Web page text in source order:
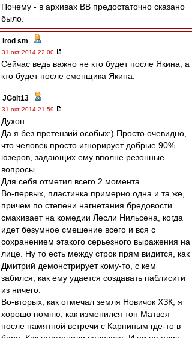
Почему - в архивах ВВ предостаточно сказано
было.
irod sm -
31 окт 2014 22:00
Сейчас ведь важно не кто будет после Якина, а
кто будет после сменщика Якина.
JGolt13 -
31 окт 2014 21:59
Духон
Да я без претензий особых:) Просто очевидно,
что человек просто игнорирует добрые 90%
юзеров, задающих ему вполне резонные
вопросы.
Для себя отметил всего 2 момента.
Во-первых, пластинка примерно одна и та же,
причем по степени нагнетания бредовости
смахивает на комедии Лесли Нильсена, когда
идет безумное смешение всего и вся с
сохранением этакого серьезного выражения на
лице. Ну то есть между строк прям видится, как
Дмитрий демонстрирует кому-то, с кем
забился, как ему удается создавать паблисити
из ничего.
Во-вторых, как отмечал земля Новичок ХЗК, я
хорошо помню, как изменился тон Матвея
после памятной встречи с Карпиным где-то в